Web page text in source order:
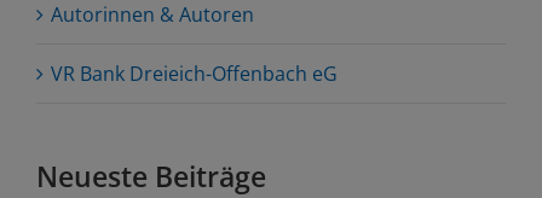
Autorinnen & Autoren
VR Bank Dreieich-Offenbach eG
Neueste Beiträge